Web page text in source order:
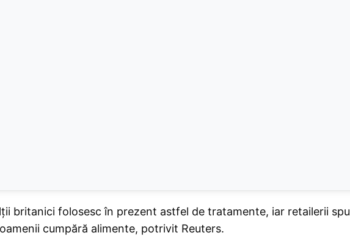
britanici folosesc în prezent astfel de tratamente, iar retailerii
cumpără alimente, potrivit Reuters.